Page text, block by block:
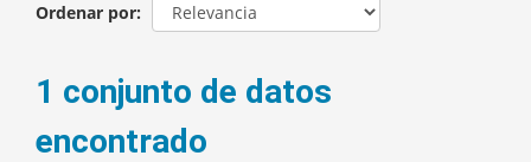
Ordenar por
1 conjunto de datos
encontrado